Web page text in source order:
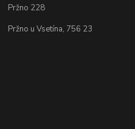
Pržno 228
Pržno u Vsetína, 756 23